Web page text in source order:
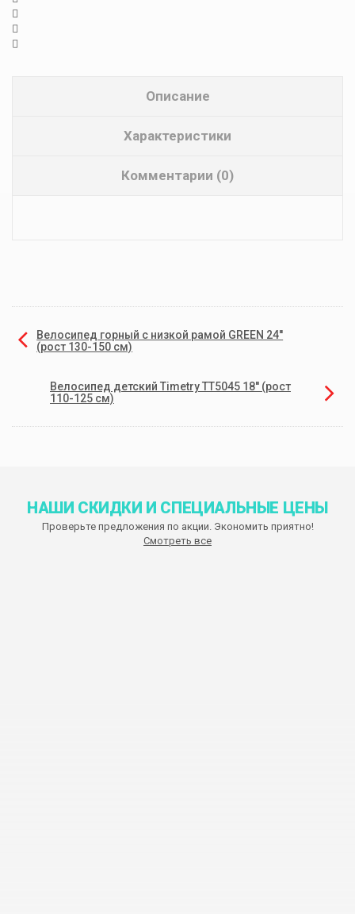
Описание
Характеристики
Комментарии (0)
Велосипед горный с низкой рамой GREEN 24''
(рост 130-150 см)
Велосипед детский Timetry TT5045 18'' (рост
110-125 см)
НАШИ СКИДКИ И СПЕЦИАЛЬНЫЕ ЦЕНЫ
Проверьте предложения по акции. Экономить приятно!
Смотреть все